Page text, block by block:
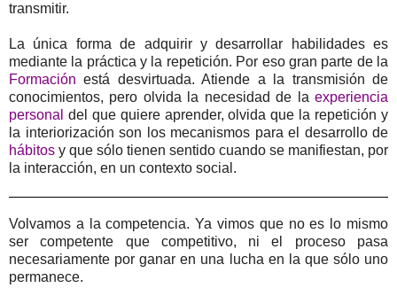
transmitir.
La única forma de adquirir y desarrollar habilidades es
mediante la práctica y la repetición. Por eso gran parte de la
Formación está desvirtuada. Atiende a la transmisión de
conocimientos, pero olvida la necesidad de la experiencia
personal del que quiere aprender, olvida que la repetición y
la interiorización son los mecanismos para el desarrollo de
hábitos y que sólo tienen sentido cuando se manifiestan, por
la interacción, en un contexto social.
Volvamos a la competencia. Ya vimos que no es lo mismo
ser competente que competitivo, ni el proceso pasa
necesariamente por ganar en una lucha en la que sólo uno
permanece.